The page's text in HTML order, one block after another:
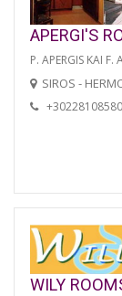
APERGI'S
P. APERGIS KAI F.
SIROS -
WILY